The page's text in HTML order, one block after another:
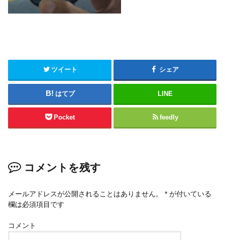
ツイート シェア
はてブ LINE
Pocket feedly
コメントを残す
メールアドレスが公開されることはありません。 * が付いている
欄は必須項目です
コメント